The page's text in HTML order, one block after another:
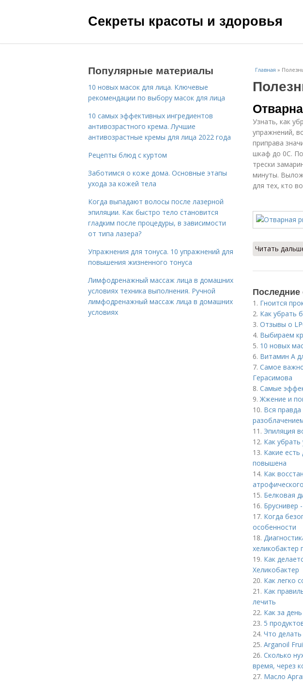
Секреты красоты и здоровья
Главная »
Узнать, как
упражнений,
приправа
шкаф до 0C.
трески
минуты.
для тех, кто
Читать
Последние
1. Гноится
2. Как убрать
3. Отзывы о
4. Выбираем
5. 10 новых
6. Витамин A
7. Самое
Герасимова
8. Самые
9.Жжение и
10. Вся
11. Эпиляция
12. Как убрать
13. Какие есть
повышена
14. Как
15. Белковая
16. Бруснивер
17. Когда
особенности
18.
хеликобактер
19. Как
Хеликобактер
20. Как легко
21. Как
лечить
22. Как за
23. 5
24. Что
25. Arganoil
26. Сколько
время, через
27. Масло
Популярные материалы
10 новых масок для лица. Ключевые
рекомендации по выбору масок для лица
10 самых эффективных ингредиентов
антивозрастного крема. Лучшие
антивозрастные кремы для лица 2022 года
Рецепты блюд с куртом
Заботимся о коже дома. Основные этапы
ухода за кожей тела
Когда выпадают волосы после лазерной
эпиляции. Как быстро тело становится
гладким после процедуры, в зависимости
от типа лазера?
Упражнения для тонуса. 10 упражнений для
повышения жизненного тонуса
Лимфодренажный массаж лица в домашних
условиях техника выполнения. Ручной
лимфодренажный массаж лица в домашних
условиях